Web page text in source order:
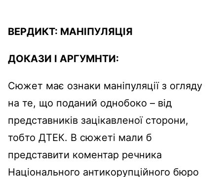
ВЕРДИКТ: МАНІПУЛЯЦІЯ
ДОКАЗИ І АРГУМНТИ:
Сюжет має ознаки маніпуляції з огляду
на те, що поданий однобоко – від
представників зацікавленої сторони,
тобто ДТЕК. В сюжеті мали б
представити коментар речника
Національного антикорупційного бюро